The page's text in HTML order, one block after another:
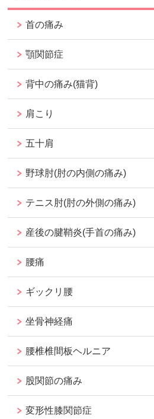
首の痛み
顎関節症
背中の痛み(猫背)
肩こり
五十肩
野球肘(肘の内側の痛み)
テニス肘(肘の外側の痛み)
産後の腱鞘炎(手首の痛み)
腰痛
ギックリ腰
坐骨神経痛
腰椎椎間板ヘルニア
股関節の痛み
変形性膝関節症